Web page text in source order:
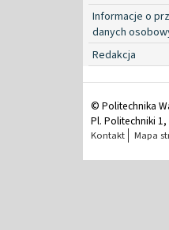
Informacje o
danych
Redakcja
© Politechnika
Pl. Politechniki
Kontakt Mapa